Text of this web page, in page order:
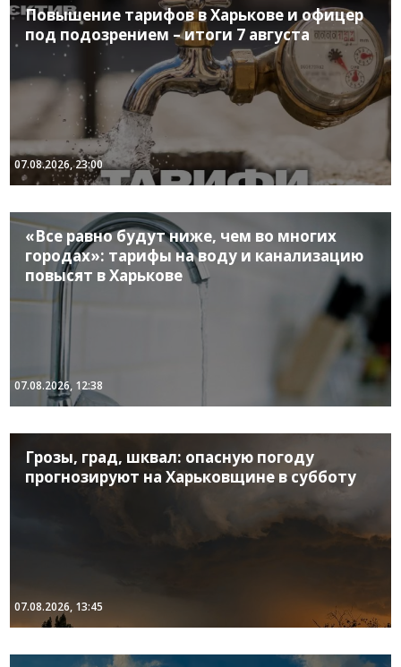
Повышение тарифов в Харькове и офицер
под подозрением – итоги 7 августа
07.08.2026, 23:00
«Все равно будут ниже, чем во многих
городах»: тарифы на воду и канализацию
повысят в Харькове
07.08.2026, 12:38
Грозы, град, шквал: опасную погоду
прогнозируют на Харьковщине в субботу
07.08.2026, 13:45